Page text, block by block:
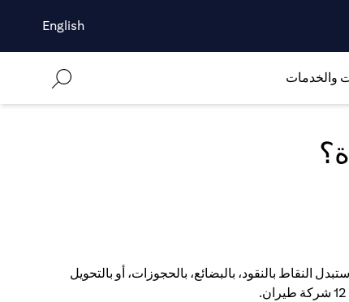
English
والخدمات